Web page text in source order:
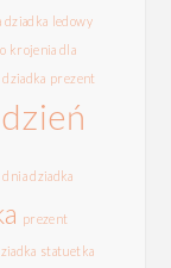
dziadka ledowy
krojenia dla
prezent
dziadka
prezent
statuetka